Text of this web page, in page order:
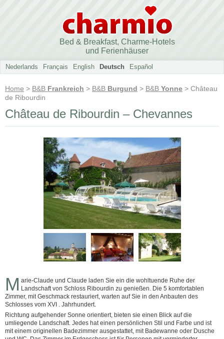
Bed & Breakfast, Charme-Hotels
und Ferienhäuser
Nederlands Français English Deutsch Español
Home > B&B Frankreich > B&B Burgund > B&B Yonne > Château
de Ribourdin
Château de Ribourdin – Chevannes
M arie-Claude und Claude laden Sie ein die wohltuende Ruhe der
Landschaft von Schloss Ribourdin zu genießen. Die 5 komfortablen
Zimmer, mit Geschmack restauriert, warten auf Sie in den Anbauten des
Schlosses vom XVI . Jahrhundert.
Richtung aufgehender Sonne orientiert, bieten sie einen Blick auf die
umliegende Landschaft. Jedes hat einen persönlichen Stil und Farbe und ist
mit einem originellen Badezimmer ausgestattet, mit Badewanne oder Dusche